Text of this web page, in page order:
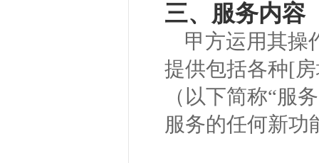
三、服务内容
甲方运用其操
提供包括各种[
（以下简称“服
服务的任何新功